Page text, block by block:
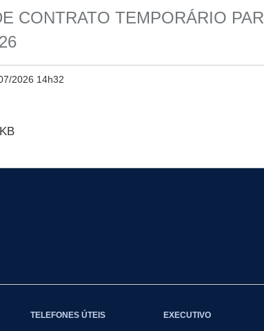
CONTRATO TEMPORÁRIO
2026 14h32
TELEFONES ÚTEIS EXECUTIVO